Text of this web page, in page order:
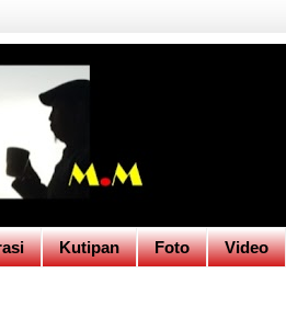
Kutipan Foto Video